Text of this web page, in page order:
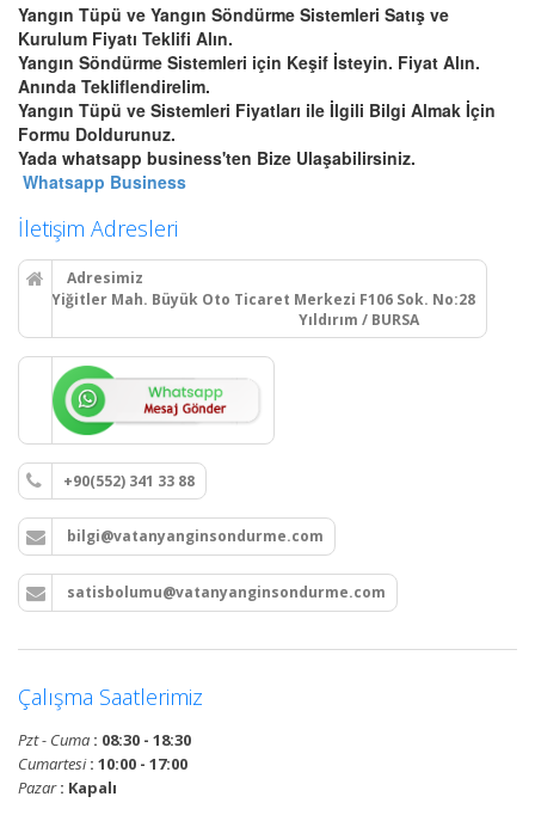
Yangın Tüpü ve Yangın Söndürme Sistemleri Satış ve
Kurulum Fiyatı Teklifi Alın.
Yangın Söndürme Sistemleri için Keşif İsteyin. Fiyat Alın.
Anında Tekliflendirelim.
Yangın Tüpü ve Sistemleri Fiyatları ile İlgili Bilgi Almak İçin
Formu Doldurunuz.
Yada whatsapp business'ten Bize Ulaşabilirsiniz.
Whatsapp Business
İletişim Adresleri
Adresimiz
Yiğitler Mah. Büyük Oto Ticaret Merkezi F106 Sok. No:28
Yıldırım / BURSA
+90(552) 341 33 88
bilgi@vatanyanginsondurme.com
satisbolumu@vatanyanginsondurme.com
Çalışma Saatlerimiz
Pzt - Cuma : 08:30 - 18:30
Cumartesi: 10:00 - 17:00
Pazar: Kapalı